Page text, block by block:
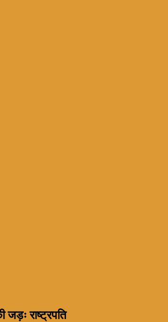
राष्ट्रपति